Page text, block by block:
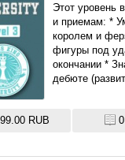
Этот уровень
и приемам: *
королем и
фигуры под
окончании *
дебюте
RUB